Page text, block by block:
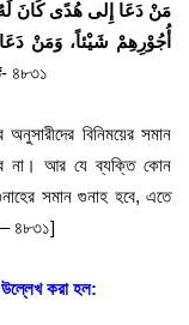
مَنْ دَعَا إِلى هُدًى كَانَ
أُجُوْرِهِمْ شَيْئاً، وَمَنْ
رواه مسلم- ৪৮৩১
বিনিময়ের সমান
না। আর যে ব্যক্তি কোন
সমান গুনাহ হবে, এতে
– ৪৮৩১]
উল্লেখ করা হল: